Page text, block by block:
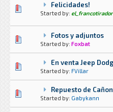
Felicidades!
Started by: el_francotirador
0 voto(s) - Media 0 de 5
1 2345
Fotos y adjuntos
Started by: Foxbat
0 voto(s) - Media 0 de 5
1 2345
En venta Jeep
Started by: FVillar
0 voto(s) - Media 0 de 5
12345
Repuesto de
Started by: Gabykann
0 voto(s) - Media 0 de 5
12345